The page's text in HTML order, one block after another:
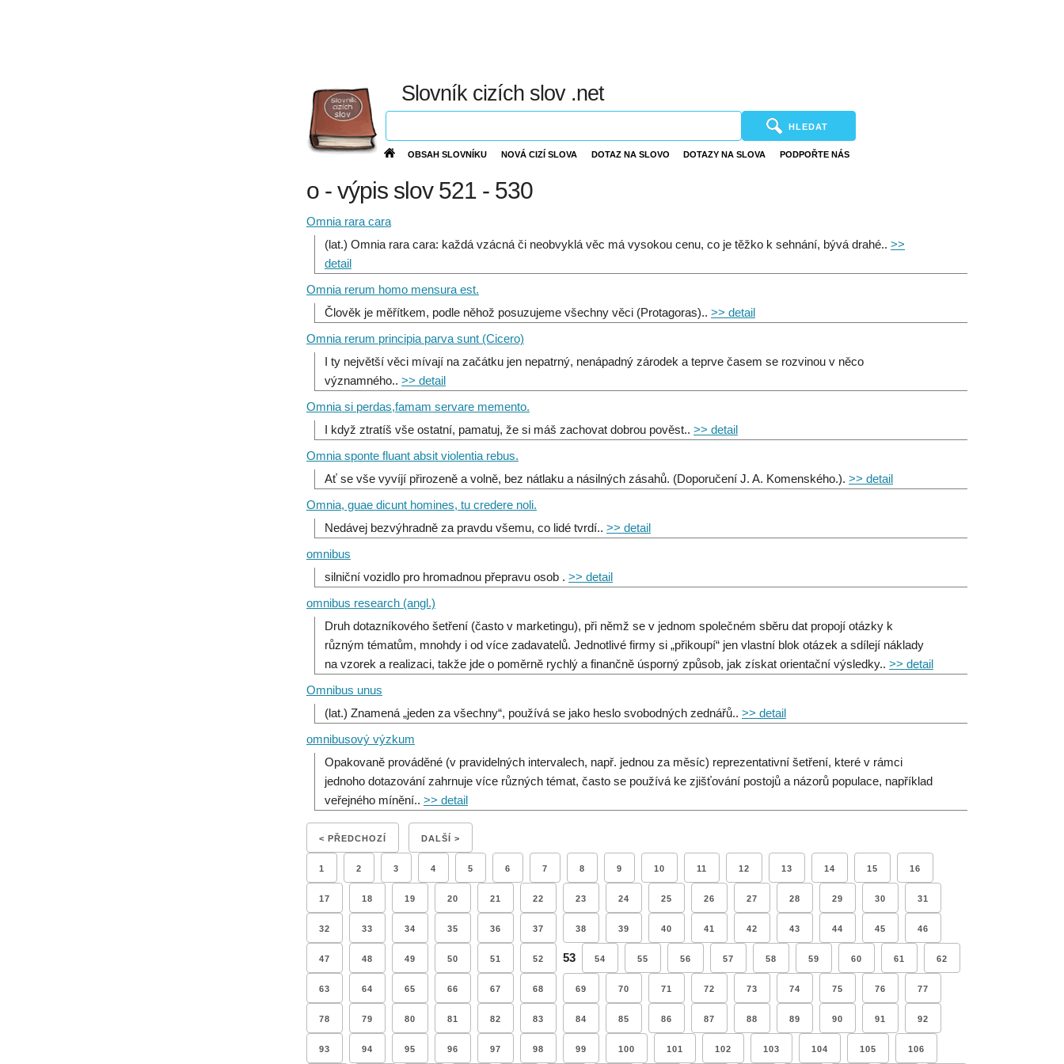
Slovník cizích slov .net
HLEDAT
OBSAH SLOVNÍKU NOVÁ CIZÍ SLOVA DOTAZ NA SLOVO DOTAZY NA SLOVA PODPOŘTE NÁS
o - výpis slov 521 - 530
Omnia rara cara
(lat.) Omnia rara cara: každá vzácná či neobvyklá věc má vysokou cenu, co je těžko k sehnání, bývá drahé.. >>
detail
Omnia rerum homo mensura est.
Člověk je měřítkem, podle něhož posuzujeme všechny věci (Protagoras).. >> detail
Omnia rerum principia parva sunt (Cicero)
I ty největší věci mívají na začátku jen nepatrný, nenápadný zárodek a teprve časem se rozvinou v něco
významného.. >> detail
Omnia si perdas,famam servare memento.
I když ztratíš vše ostatní, pamatuj, že si máš zachovat dobrou pověst.. >> detail
Omnia sponte fluant absit violentia rebus.
Ať se vše vyvíjí přirozeně a volně, bez nátlaku a násilných zásahů. (Doporučení J. A. Komenského.). >> detail
Omnia, guae dicunt homines, tu credere noli.
Nedávej bezvýhradně za pravdu všemu, co lidé tvrdí.. >> detail
omnibus
silniční vozidlo pro hromadnou přepravu osob . >> detail
omnibus research (angl.)
Druh dotazníkového šetření (často v marketingu), při němž se v jednom společném sběru dat propojí otázky k
různým tématům, mnohdy i od více zadavatelů. Jednotlivé firmy si „přikoupí“ jen vlastní blok otázek a sdílejí náklady
na vzorek a realizaci, takže jde o poměrně rychlý a finančně úsporný způsob, jak získat orientační výsledky.. >> detail
Omnibus unus
(lat.) Znamená „jeden za všechny“, používá se jako heslo svobodných zednářů.. >> detail
omnibusový výzkum
Opakovaně prováděné (v pravidelných intervalech, např. jednou za měsíc) reprezentativní šetření, které v rámci
jednoho dotazování zahrnuje více různých témat, často se používá ke zjišťování postojů a názorů populace, například
veřejného mínění.. >> detail
< PŘEDCHOZÍ DALŠÍ >
1 2 3 4 5 6 7 8 9 10 11 12 13 14 15 16
17 18 19 20 21 22 23 24 25 26 27 28 29 30 31
32 33 34 35 36 37 38 39 40 41 42 43 44 45 46
47 48 49 50 51 52 53 54 55 56 57 58 59 60 61 62
63 64 65 66 67 68 69 70 71 72 73 74 75 76 77
78 79 80 81 82 83 84 85 86 87 88 89 90 91 92
93 94 95 96 97 98 99 100 101 102 103 104 105 106